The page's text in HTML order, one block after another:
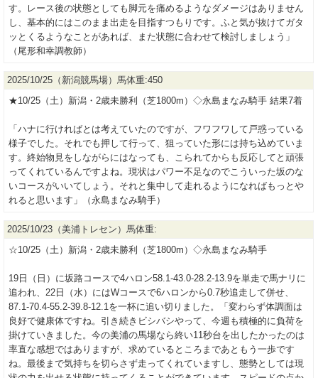
す。レース後の状態としても脚元を痛めるようなダメージはありません
し、基本的にはこのまま出走を目指すつもりです。ふと気が抜けてガタ
ッとくるようなことがあれば、また状態に合わせて検討しましょう」
（尾形和幸調教師）
2025/10/25（新潟競馬場）馬体重:450
★10/25（土）新潟・2歳未勝利（芝1800m）◇永島まなみ騎手 結果7着
「ハナに行ければとは考えていたのですが、フワフワして戸惑っている
様子でした。それでも押して行って、狙っていた形には持ち込めていま
す。終始物見をしながらにはなっても、こられてからも反応してと頑張
ってくれているんですよね。現状はパワー不足なのでこういった坂のな
いコースがいいてしょう。それと集中して走れるようになればもっとや
れると思います」（永島まなみ騎手）
2025/10/23（美浦トレセン）馬体重:
☆10/25（土）新潟・2歳未勝利（芝1800m）◇永島まなみ騎手
19日（日）に坂路コースで4ハロン58.1-43.0-28.2-13.9を単走で馬ナリに
追われ、22日（水）にはWコースで6ハロンから0.7秒追走して併せ、
87.1-70.4-55.2-39.8-12.1を一杯に追い切りました。「変わらず体調面は
良好で健康体ですね。引き続きビシバシやって、今週も積極的に負荷を
掛けていきました。今の美浦の馬場なら終い11秒台を出したかったのは
率直な感想ではありますが、求めているところまであともう一歩です
ね。最後まで気持ちを切らさず走ってくれていますし、態勢としては現